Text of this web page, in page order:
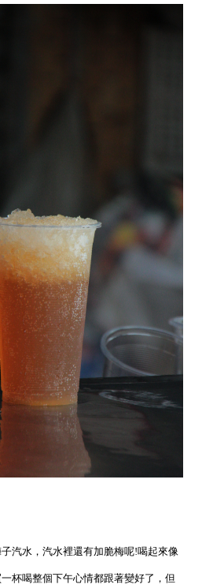
汽水，汽水裡還有加脆梅呢!喝起來像
杯喝整個下午心情都跟著變好了，但